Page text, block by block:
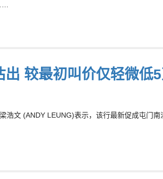
较最初叫价仅轻微低
浩文 (ANDY LEUNG)表示，该行最新促成屯门南